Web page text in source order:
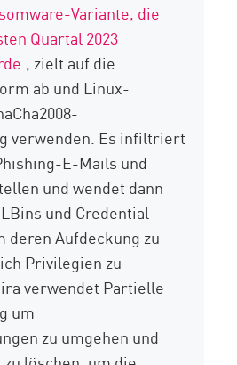
Variante, die
Quartal 2023
, zielt auf die
ab und Linux-
verwenden. Es infiltriert
E-Mails und
und wendet dann
und Credential
deren Aufdeckung zu
Privilegien zu
verwendet Partielle
um
zu umgehen und